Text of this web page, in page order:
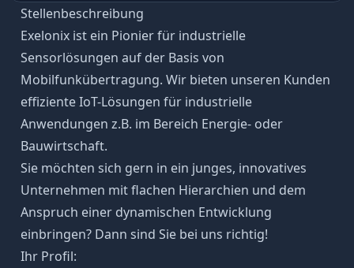
Stellenbeschreibung
Exelonix ist ein Pionier für industrielle
Sensorlösungen auf der Basis von
Mobilfunkübertragung. Wir bieten unseren Kunden
effiziente IoT-Lösungen für industrielle
Anwendungen z.B. im Bereich Energie- oder
Bauwirtschaft.
Sie möchten sich gern in ein junges, innovatives
Unternehmen mit flachen Hierarchien und dem
Anspruch einer dynamischen Entwicklung
einbringen? Dann sind Sie bei uns richtig!
Ihr Profil: